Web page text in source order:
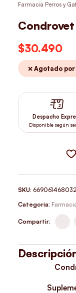
Farmacia Perros y
$30.490
❌ Agotado
Despacho
Disponible según
SKU:
Categoría:
Compartir: